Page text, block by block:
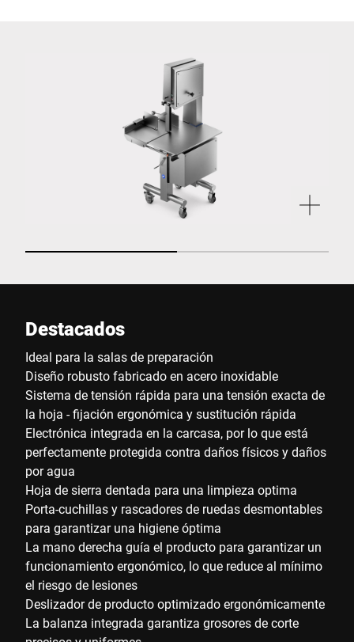
Destacados
Ideal para la salas de preparación
Diseño robusto fabricado en acero inoxidable
Sistema de tensión rápida para una tensión exacta de
la hoja - fijación ergonómica y sustitución rápida
Electrónica integrada en la carcasa, por lo que está
perfectamente protegida contra daños físicos y daños
por agua
Hoja de sierra dentada para una limpieza optima
Porta-cuchillas y rascadores de ruedas desmontables
para garantizar una higiene óptima
La mano derecha guía el producto para garantizar un
funcionamiento ergonómico, lo que reduce al mínimo
el riesgo de lesiones
Deslizador de producto optimizado ergonómicamente
La balanza integrada garantiza grosores de corte